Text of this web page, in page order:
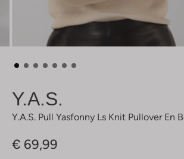
Y.a.s.
Y.a.s. Pull Yasfonny Ls Knit Pullover En
€ 69,99